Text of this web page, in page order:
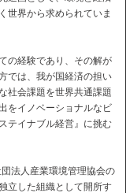
世界から求められていま
の経験であり、その解が
では、我が国経済の担い
社会課題を世界共通課題
をイノベーショナルなビ
テイナブル経営』に挑む
法人産業環境管理協会の
立した組織として開所す